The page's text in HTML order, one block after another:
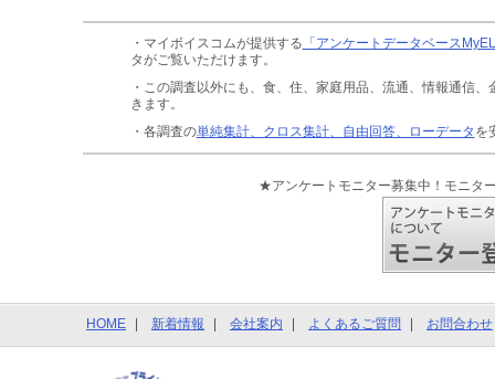
・マイボイスコムが提供する 「アンケートデータベース
タがご覧いただけます。
・この調査以外にも、食、住、家庭用品、流通、情報通信、
きます。
・各調査の単純集計、クロス集計、自由回答、ローデータ を
★アンケートモニター募集中！モニタ
HOME 新着情報 会社案内 よくあるご質問 お問合わせ